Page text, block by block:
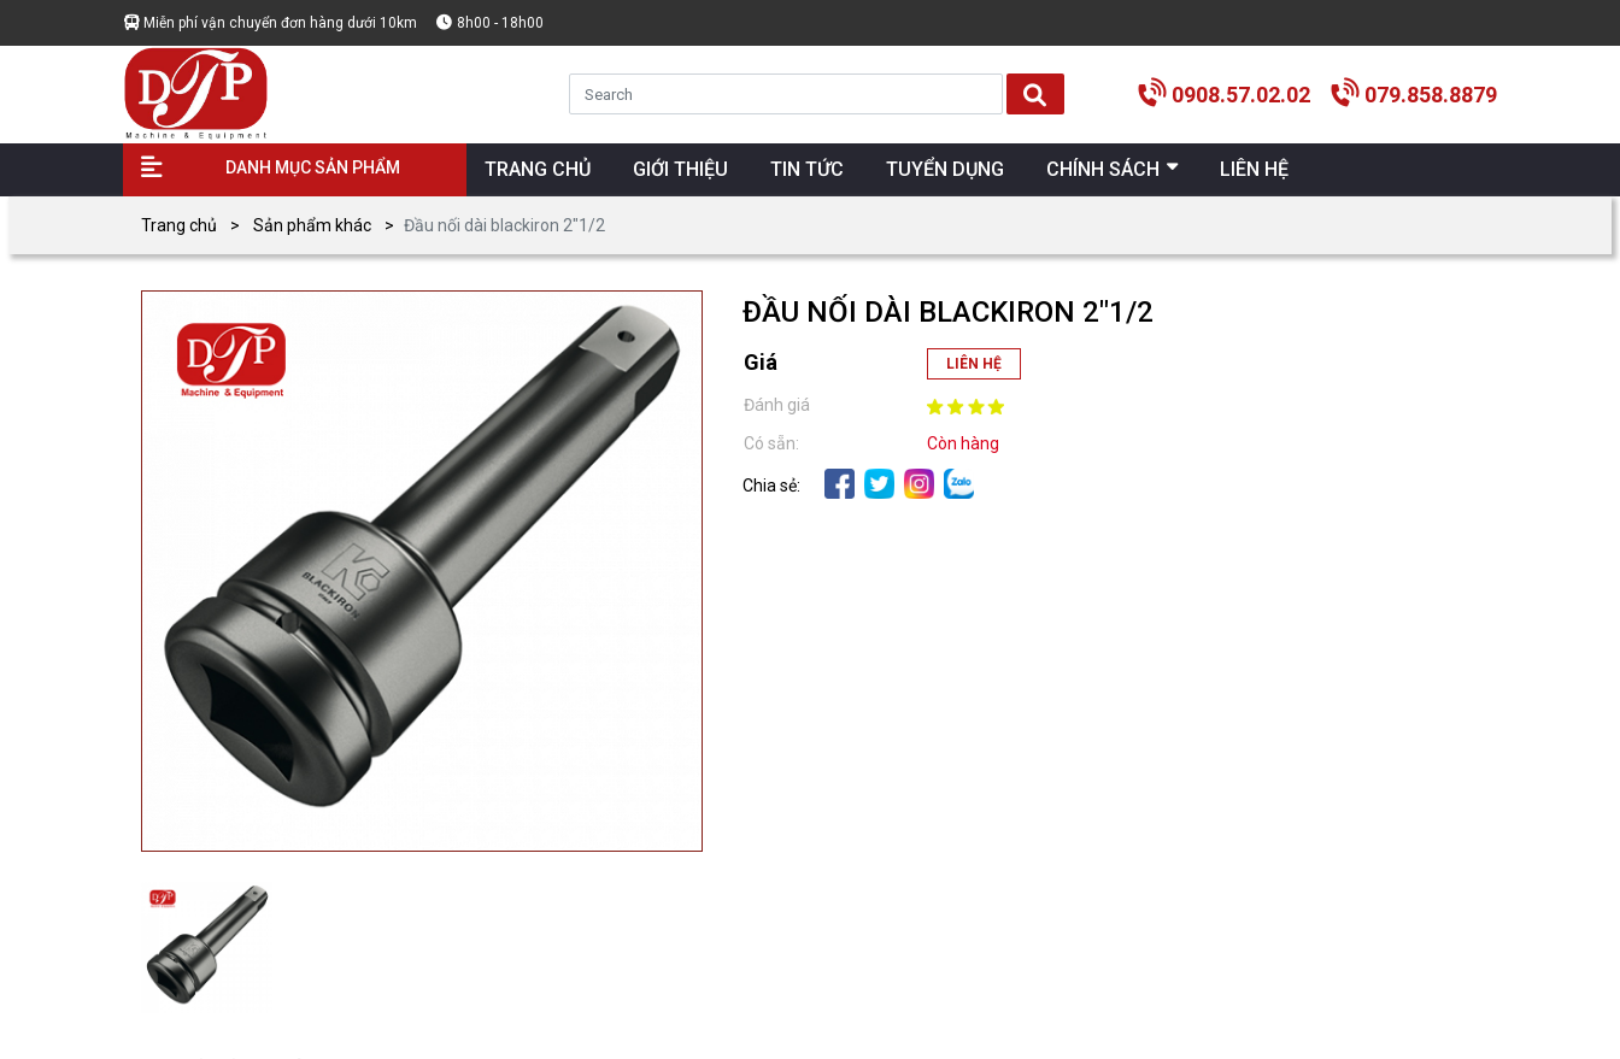
Miễn phí vận chuyển đơn hàng dưới 10km 8h00 - 18h00
0908.57.02.02 079.858.8879
DANH MỤC SẢN PHẨM TRANG CHỦ GIỚI THIỆU TIN TỨC TUYỂN DỤNG CHÍNH SÁCH LIÊN HỆ
Trang chủ Sản phẩm khác Đầu nối dài blackiron 2″1/2
ĐẦU NỐI DÀI BLACKIRON 2″1/2
Giá LIÊN HỆ
Đánh giá
Có sẵn:
Còn hàng
Chia sẻ: